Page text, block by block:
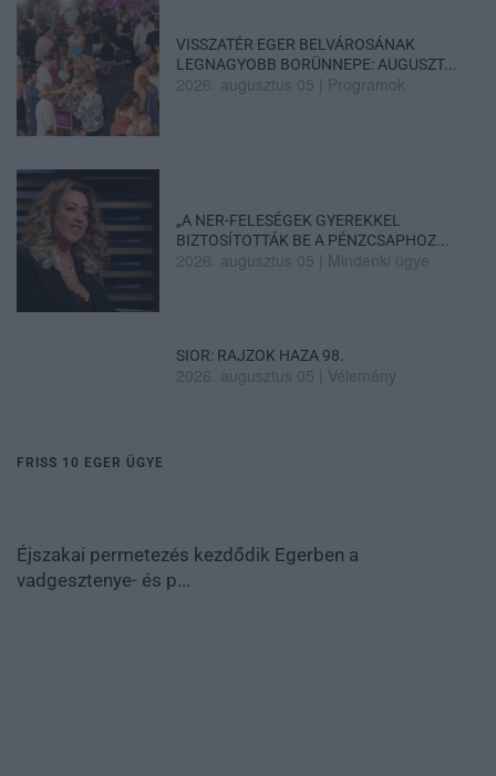
VISSZATÉR EGER BELVÁROSÁNAK
LEGNAGYOBB BORÜNNEPE: AUGUSZT...
2026. augusztus 05 Programok
„A NER-FELESÉGEK GYEREKKEL
BIZTOSÍTOTTÁK BE A PÉNZCSAPHOZ...
2026. augusztus 05 Mindenki ügye
SIOR: RAJZOK HAZA 98.
2026. augusztus 05 Vélemény
FRISS 10 EGER ÜGYE
Éjszakai permetezés kezdődik Egerben a
vadgesztenye- és p...